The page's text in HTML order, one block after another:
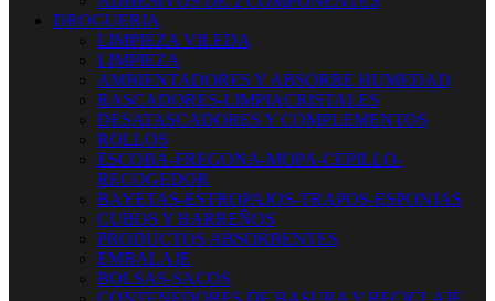
DROGUERIA
LIMPIEZA VILEDA
LIMPIEZA
AMBIENTADORES Y ABSORBE HUMEDAD
RASCADORES-LIMPIACRISTALES
DESATASCADORES Y COMPLEMENTOS
ROLLOS
ESCOBA-FREGONA-MOPA-CEPILLO-
RECOGEDOR
BAYETAS-ESTROPAJOS-TRAPOS-ESPONJAS
CUBOS Y BARREÑOS
PRODUCTOS ABSORBENTES
EMBALAJE
BOLSAS-SACOS